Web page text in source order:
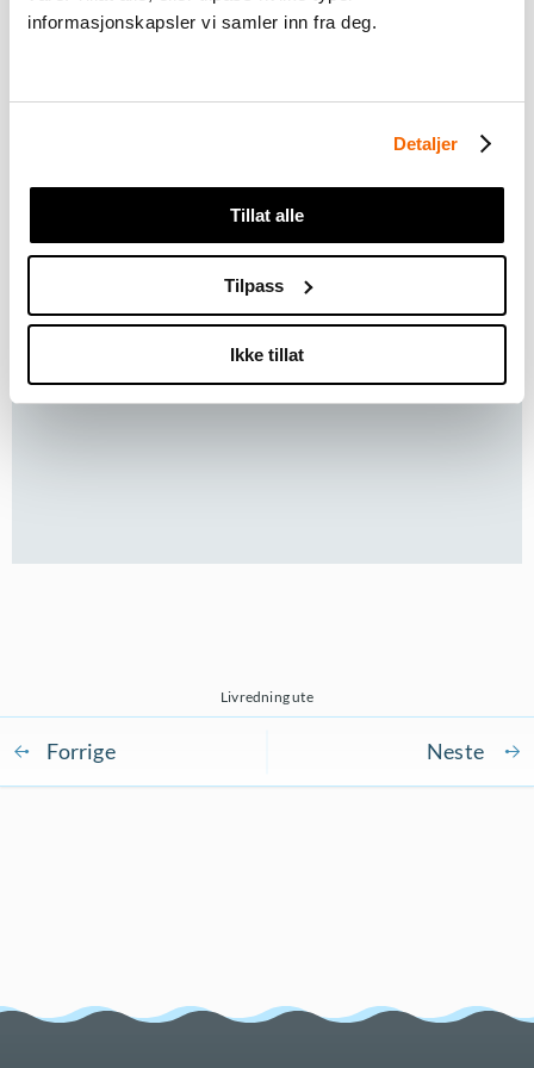
informasjonskapsler vi samler inn fra deg.
Detaljer
Tillat alle
Tilpass
Ikke tillat
se dette innholdet
akseptere markedsføringscookies
se dette innholdet
Livredning ute